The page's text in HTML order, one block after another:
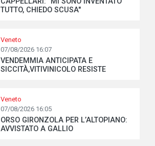
TUTTO, CHIEDO SCUSA"
Veneto
07/08/2026 16:07
VENDEMMIA ANTICIPATA E
SICCITÀ,VITIVINICOLO RESISTE
Veneto
07/08/2026 16:05
ORSO GIRONZOLA PER L’ALTOPIANO:
AVVISTATO A GALLIO